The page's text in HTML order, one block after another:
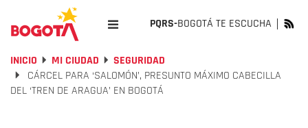
PQRS-BOGOTÁ TE ESCUCHA
INICIO MI CIUDAD
SEGURIDAD
CÁRCEL PARA ‘SALOMÓN’, PRESUNTO MÁXIMO CABECILLA
DEL ‘TREN DE ARAGUA’ EN BOGOTÁ